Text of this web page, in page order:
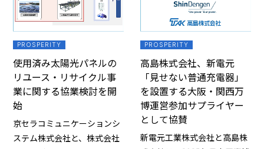
PROSPERITY
使用済み太陽光パネルの
リユース・リサイクル事
業に関する協業検討を開
始
京セラコミュニケーションシ
ステム株式会社と、株式会社
PROSPERITY
高島株式会社、新電元
「見せない普通充電器」
を設置する大阪・関西万
博運営参加サプライヤー
として協賛
新電元工業株式会社と高島株